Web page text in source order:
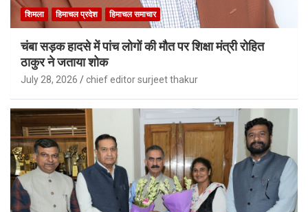
शिमला हिमाचल प्रदेश हिमाचल समाचार
चंबा सड़क हादसे में पांच लोगों की मौत पर शिक्षा मंत्री रोहित
ठाकुर ने जताया शोक
July 28, 2026 chief editor surjeet thakur